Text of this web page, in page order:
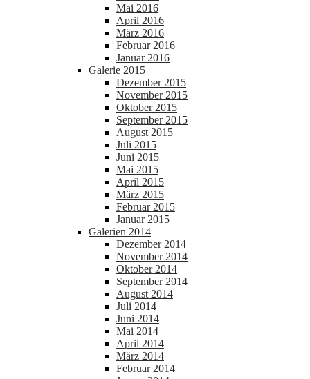
Mai 2016
April 2016
März 2016
Februar 2016
Januar 2016
Galerie 2015
Dezember 2015
November 2015
Oktober 2015
September 2015
August 2015
Juli 2015
Juni 2015
Mai 2015
April 2015
März 2015
Februar 2015
Januar 2015
Galerien 2014
Dezember 2014
November 2014
Oktober 2014
September 2014
August 2014
Juli 2014
Juni 2014
Mai 2014
April 2014
März 2014
Februar 2014